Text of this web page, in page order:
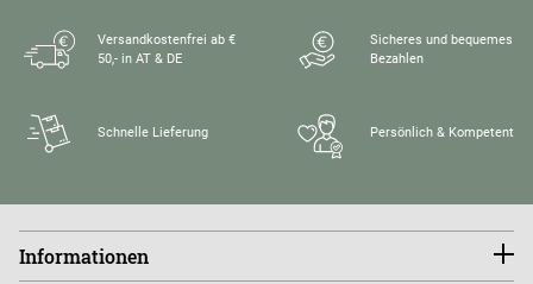
Versandkostenfrei ab €
50,- in AT & DE
Sicheres und bequemes
Bezahlen
Schnelle Lieferung Persönlich & Kompetent
Informationen